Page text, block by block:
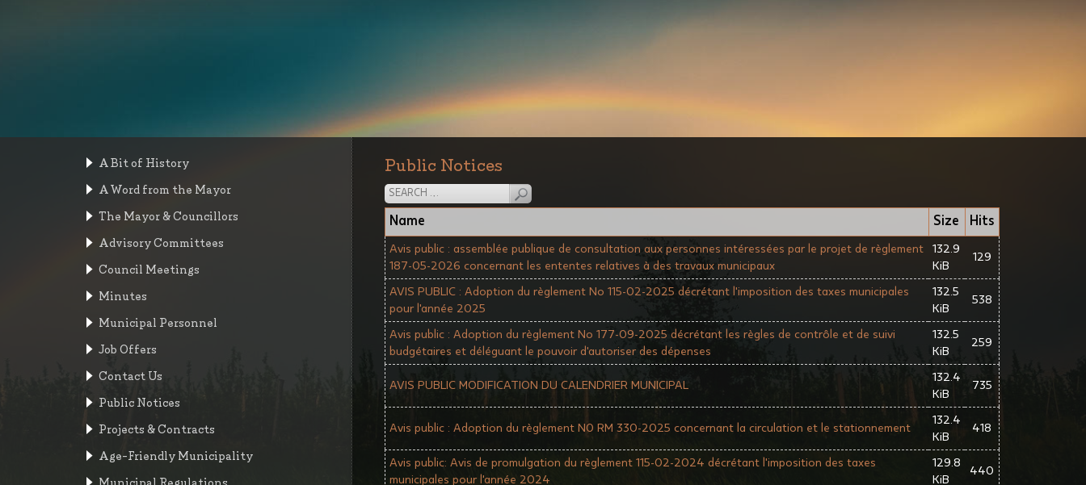
Public Notices
Name Size Hits
Avis public : assemblée publique de consultation aux personnes intéressées par le projet de règlement
187-05-2026 concernant les ententes relatives à des travaux municipaux
132.9
KiB
129
AVIS PUBLIC : Adoption du règlement No 115-02-2025 décrétant l'imposition des taxes municipales
pour l'année 2025
132.5
KiB
538
Avis public : Adoption du règlement No 177-09-2025 décrétant les règles de contrôle et de suivi
budgétaires et déléguant le pouvoir d'autoriser des dépenses
132.5
KiB
259
AVIS PUBLIC MODIFICATION DU CALENDRIER MUNICIPAL
132.4
KiB
735
Avis public : Adoption du règlement N0 RM 330-2025 concernant la circulation et le stationnement
132.4
KiB
418
Avis public: Avis de promulgation du règlement 115-02-2024 décrétant l'imposition des taxes
municipales pour l'année 2024
129.8
KiB
440
A Bit of History
A Word from the Mayor
The Mayor & Councillors
Advisory Committees
Council Meetings
Minutes
Municipal Personnel
Job Offers
Contact Us
Public Notices
Projects & Contracts
Age-Friendly Municipality
Municipal Regulations